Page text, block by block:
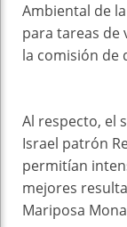
Ambiental de
para tareas de
la comisión de
Al respecto, el
Israel patrón
permitían
mejores
Mariposa